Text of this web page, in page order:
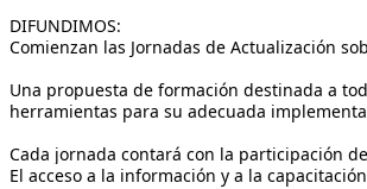
DIFUNDIMOS:
Comienzan las Jornadas de Actualización
Una propuesta de formación destinada a
herramientas para su adecuada
Cada jornada contará con la participación
El acceso a la información y a la